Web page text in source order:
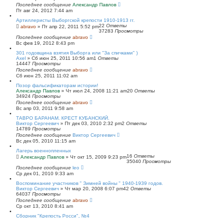
Последнее сообщение Александр Павлов
Пт авг 24, 2012 7:44 am
Артиллеристы Выборгской крепости 1910-1913 гг.
abravo » Пт апр 22, 2011 5:52 pm22 Ответы
37283 Просмотры
Последнее сообщение abravo
Вс фев 19, 2012 8:43 pm
301 годовщина взятия Выборга или "За спичками" )
Axel » Сб июн 25, 2011 10:56 am1 Ответы
14447 Просмотры
Последнее сообщение abravo
Сб июн 25, 2011 11:02 am
Позор фальсификаторам истории!
Александр Павлов » Чт июл 24, 2008 11:21 am20 Ответы
34924 Просмотры
Последнее сообщение abravo
Вс апр 03, 2011 9:58 am
ТАВРО БАРАНАМ. КРЕСТ КУБАНСКИЙ.
Виктор Сергеевич » Пт дек 03, 2010 2:32 pm2 Ответы
14789 Просмотры
Последнее сообщение Виктор Сергеевич
Вс дек 05, 2010 11:15 am
Лагерь военнопленных
Александр Павлов » Чт окт 15, 2009 9:23 pm16 Ответы
35040 Просмотры
Последнее сообщение leo
Ср дек 01, 2010 9:33 am
Воспоминание участников " Зимней войны " 1940-1939 годов.
Виктор Сергеевич » Чт мар 20, 2008 6:07 pm42 Ответы
64037 Просмотры
Последнее сообщение abravo
Ср окт 13, 2010 8:41 am
Сборник "Крепость Росси", №4